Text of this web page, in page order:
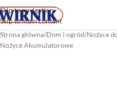
Skip to navigation
Skip to main content
Strona główna/Dom i ogród/Nożyce
Nożyce Akumulatorowe